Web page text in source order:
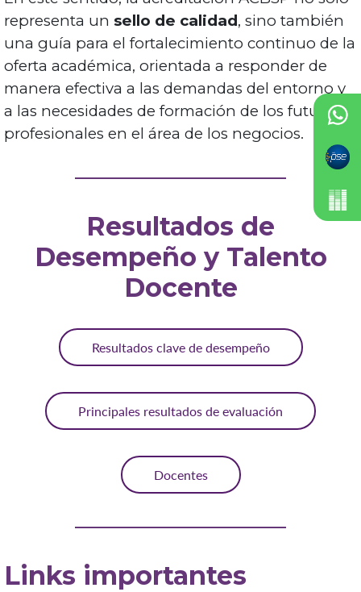
representa un sello de calidad, sino también
una guía para el fortalecimiento continuo de la
oferta académica, orientada a responder de
manera efectiva a las demandas del entorno y
a las necesidades de formación de los futuros
profesionales en el área de los negocios.
Resultados de
Desempeño y Talento
Docente
Resultados clave de desempeño
Principales resultados de evaluación
Docentes
Links importantes